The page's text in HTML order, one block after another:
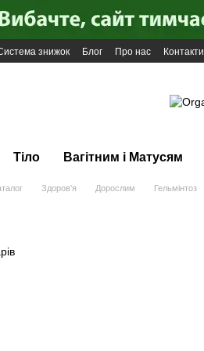
знижок Блог Про нас Контакти
Тіло Вагітним і Матусям
Здоров'я Дорослим Гельмінтоз